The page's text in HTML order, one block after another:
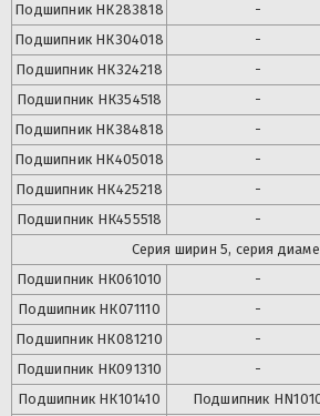
Подшипник НК283818 -
Подшипник НК304018 -
Подшипник НК324218 -
Подшипник НК354518 -
Подшипник НК384818 -
Подшипник НК405018 -
Подшипник НК425218 -
Подшипник НК455518 -
Серия ширин 5, серия
Подшипник НК061010 -
Подшипник НК071110 -
Подшипник НК081210 -
Подшипник НК091310 -
Подшипник НК101410 Подшипник